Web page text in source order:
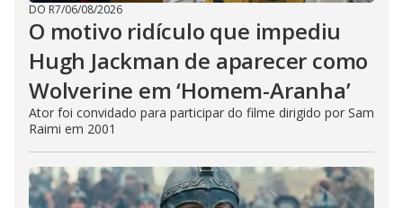
DO R7/06/08/2026
O motivo ridículo que impediu
Hugh Jackman de aparecer como
Wolverine em ‘Homem-Aranha’
Ator foi convidado para participar do filme dirigido por Sam
Raimi em 2001